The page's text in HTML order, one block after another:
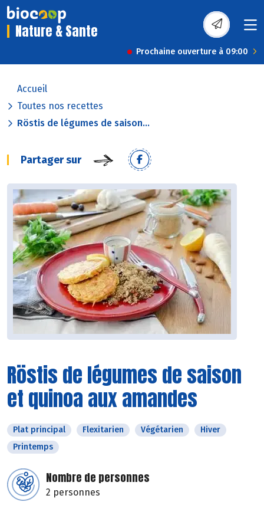
Nature & Sante
Prochaine ouverture à 09:00
Accueil
Toutes nos recettes
Röstis de légumes de saison...
Partager sur
Röstis de légumes de saison
et quinoa aux amandes
Plat principal Flexitarien Végétarien
Hiver
Printemps
Nombre de personnes
2 personnes